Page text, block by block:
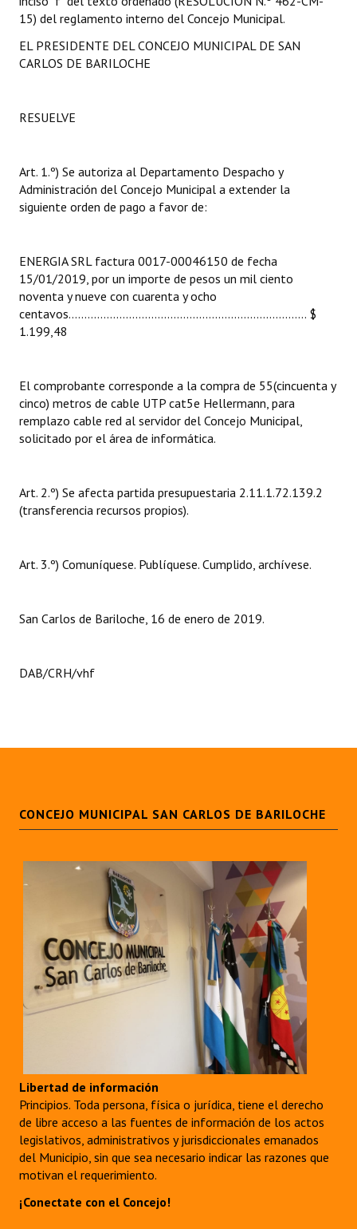
Declaraciones
INSTITUCIONAL
Antiguos Pobladores
Registros y Distinciones
Datos Históricos
Premio al Mérito - Registro
Mujeres que Dejaron Huellas - Registro
Periodistas Decanos - Registro
Banca del Vecino - Registro
Antiguos Pobladores - Registro
Bariloche, Municipio intercultural
15) del reglamento interno del Concejo Municipal.
EL PRESIDENTE DEL CONCEJO MUNICIPAL DE SAN
CARLOS DE BARILOCHE
RESUELVE
Art. 1.º) Se autoriza al Departamento Despacho y
Administración del Concejo Municipal a extender la
siguiente orden de pago a favor de:
ENERGIA SRL factura 0017-00046150 de fecha
15/01/2019, por un importe de pesos un mil ciento
noventa y nueve con cuarenta y ocho
centavos........................................................................... $
1.199,48
El comprobante corresponde a la compra de 55(cincuenta y
cinco) metros de cable UTP cat5e Hellermann, para
remplazo cable red al servidor del Concejo Municipal,
solicitado por el área de informática.
Art. 2.º) Se afecta partida presupuestaria 2.11.1.72.139.2
(transferencia recursos propios).
Art. 3.º) Comuníquese. Publíquese. Cumplido, archívese.
San Carlos de Bariloche, 16 de enero de 2019.
DAB/CRH/vhf
CONCEJO MUNICIPAL SAN CARLOS DE BARILOCHE
Libertad de información
Principios. Toda persona, física o jurídica, tiene el derecho
de libre acceso a las fuentes de información de los actos
legislativos, administrativos y jurisdiccionales emanados
del Municipio, sin que sea necesario indicar las razones que
motivan el requerimiento.
¡Conectate con el Concejo!